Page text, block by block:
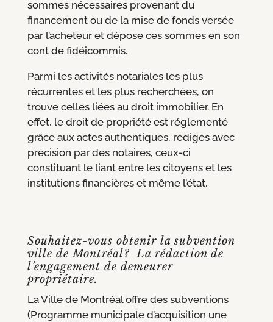
sommes nécessaires provenant du
financement ou de la mise de fonds versée
par l’acheteur et dépose ces sommes en son
cont de fidéicommis.
Parmi les activités notariales les plus
récurrentes et les plus recherchées, on
trouve celles liées au droit immobilier. En
effet, le droit de propriété est réglementé
grâce aux actes authentiques, rédigés avec
précision par des notaires, ceux-ci
constituant le liant entre les citoyens et les
institutions financières et même l’état.
Souhaitez-vous obtenir la subvention
ville de Montréal? La rédaction de
l’engagement de demeurer
propriétaire.
La Ville de Montréal offre des subventions
(Programme municipale d’acquisition une